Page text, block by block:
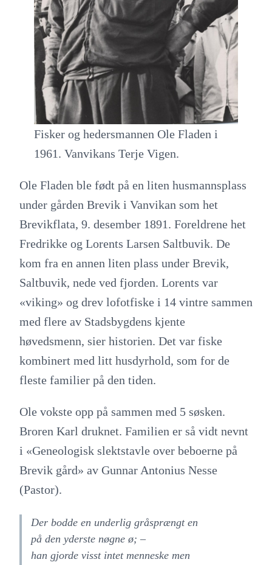
Fisker og hedersmannen Ole Fladen i
1961. Vanvikans Terje Vigen.
Ole Fladen ble født på en liten husmannsplass
under gården Brevik i Vanvikan som het
Brevikflata, 9. desember 1891. Foreldrene het
Fredrikke og Lorents Larsen Saltbuvik. De
kom fra en annen liten plass under Brevik,
Saltbuvik, nede ved fjorden. Lorents var
«viking» og drev lofotfiske i 14 vintre sammen
med flere av Stadsbygdens kjente
høvedsmenn, sier historien. Det var fiske
kombinert med litt husdyrhold, som for de
fleste familier på den tiden.
Ole vokste opp på sammen med 5 søsken.
Broren Karl druknet. Familien er så vidt nevnt
i «Geneologisk slektstavle over beboerne på
Brevik gård» av Gunnar Antonius Nesse
(Pastor).
Der bodde en underlig gråsprængt en
på den yderste nøgne ø; –
han gjorde visst intet menneske men